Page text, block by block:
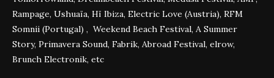
Rampage, Ushuaïa, Hï Ibiza, Electric Love (Austria), RFM
Somnii (Portugal) , Weekend Beach Festival, A Summer
Story, Primavera Sound, Fabrik, Abroad Festival, elrow,
Brunch Electronik, etc